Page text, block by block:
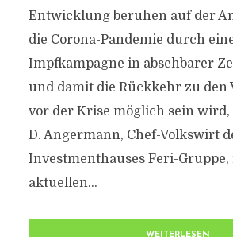
Entwicklung beruhen auf der
die Corona-Pandemie durch
Impfkampagne in absehbarer
und damit die Rückkehr zu den
vor der Krise möglich sein wird,
D. Angermann, Chef-Volkswirt
Investmenthauses Feri-Gruppe,
aktuellen...
WEITERLESEN